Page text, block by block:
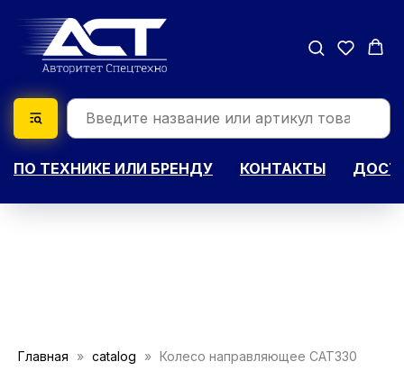
ПО ТЕХНИКЕ ИЛИ БРЕНДУ КОНТАКТЫ
Главная catalog Колесо направляющее CAT330